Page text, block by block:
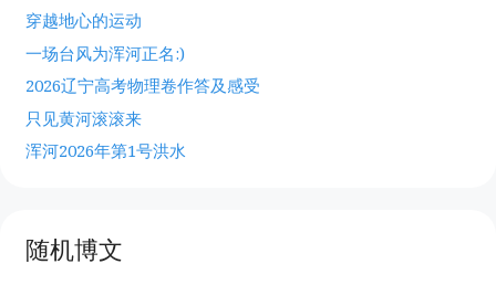
穿越地心的运动
一场台风为浑河正名:)
2026辽宁高考物理卷作答及感受
只见黄河滚滚来
浑河2026年第1号洪水
随机博文